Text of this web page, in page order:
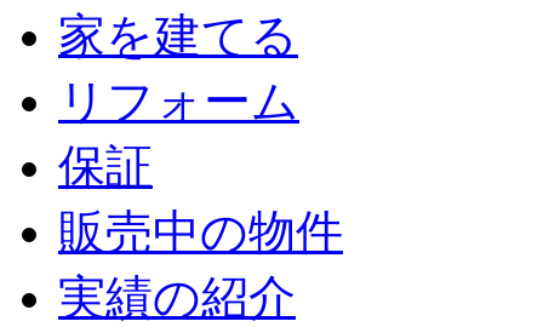
家を建てる
リフォーム
保証
販売中の物件
実績の紹介